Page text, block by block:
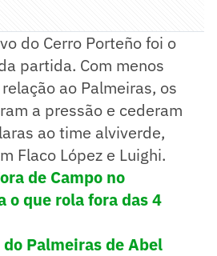
do Cerro Porteño foi o
partida. Com menos
ao Palmeiras, os
a pressão e cederam
ao time alviverde,
Flaco López e Luighi.
de Campo no
o que rola fora das 4
Palmeiras de Abel